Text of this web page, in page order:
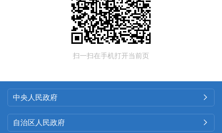
扫一扫在手机打开当前页
中央人民政府 
自治区人民政府 